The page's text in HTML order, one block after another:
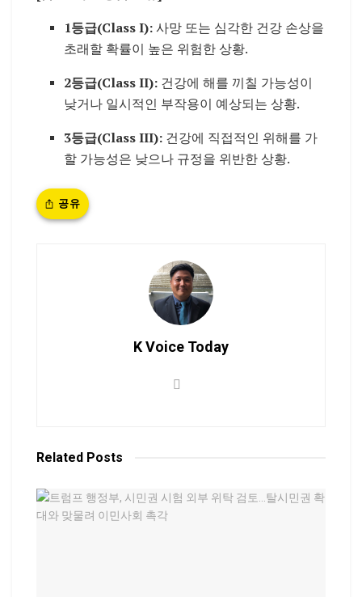
1등급(Class I):사망 또는 심각한 건강 손상을
초래할 확률이 높은 위험한 상황.
2등급(Class II): 건강에 해를 끼칠 가능성이
낮거나 일시적인 부작용이 예상되는 상황.
3등급(Class III): 건강에 직접적인 위해를 가
할 가능성은 낮으나 규정을 위반한 상황.
공유
K Voice Today
Related Posts